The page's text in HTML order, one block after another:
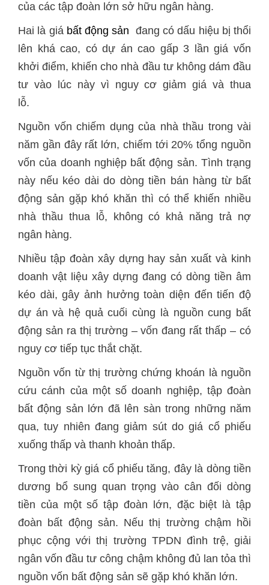
của các tập đoàn lớn sở hữu ngân hàng.
Hai là giá bất động sản đang có dấu hiệu bị thổi
lên khá cao, có dự án cao gấp 3 lần giá vốn
khởi điểm, khiến cho nhà đầu tư không dám đầu
tư vào lúc này vì nguy cơ giảm giá và thua
lỗ.
Nguồn vốn chiếm dụng của nhà thầu trong vài
năm gần đây rất lớn, chiếm tới 20% tổng nguồn
vốn của doanh nghiệp bất động sản. Tình trạng
này nếu kéo dài do dòng tiền bán hàng từ bất
động sản gặp khó khăn thì có thể khiến nhiều
nhà thầu thua lỗ, không có khả năng trả nợ
ngân hàng.
Nhiều tập đoàn xây dựng hay sản xuất và kinh
doanh vật liệu xây dựng đang có dòng tiền âm
kéo dài, gây ảnh hưởng toàn diện đến tiến độ
dự án và hệ quả cuối cùng là nguồn cung bất
động sản ra thị trường – vốn đang rất thấp – có
nguy cơ tiếp tục thắt chặt.
Nguồn vốn từ thị trường chứng khoán là nguồn
cứu cánh của một số doanh nghiệp, tập đoàn
bất động sản lớn đã lên sàn trong những năm
qua, tuy nhiên đang giảm sút do giá cổ phiếu
xuống thấp và thanh khoản thấp.
Trong thời kỳ giá cổ phiếu tăng, đây là dòng tiền
dương bổ sung quan trọng vào cân đối dòng
tiền của một số tập đoàn lớn, đặc biệt là tập
đoàn bất động sản. Nếu thị trường chậm hồi
phục cộng với thị trường TPDN đình trệ, giải
ngân vốn đầu tư công chậm không đủ lan tỏa thì
nguồn vốn bất động sản sẽ gặp khó khăn lớn.